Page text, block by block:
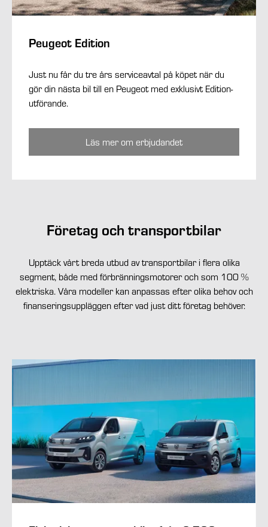
Peugeot Edition
Just nu får du tre års serviceavtal på köpet när du
gör din nästa bil till en Peugeot med exklusivt Edition-
utförande.
Läs mer om erbjudandet
Företag och transportbilar
Upptäck vårt breda utbud av transportbilar i flera olika
segment, både med förbränningsmotorer och som 100 %
elektriska. Våra modeller kan anpassas efter olika behov och
finanseringsuppläggen efter vad just ditt företag behöver.